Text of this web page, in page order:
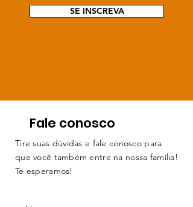
SE INSCREVA
Fale conosco
Tire suas dúvidas e fale conosco para
que você também entre na nossa família!
Te esperamos!